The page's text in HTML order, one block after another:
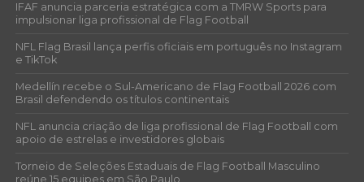
IFAF anuncia parceria estratégica com a TMRW Sports para
impulsionar liga profissional de Flag Football
NFL Flag Brasil lança perfis oficiais em português no Instagram
e TikTok
Medellín recebe o Sul-Americano de Flag Football 2026 com
Brasil defendendo os títulos continentais
NFL anuncia criação de liga profissional de Flag Football com
apoio de estrelas e investidores globais
Torneio de Seleções Estaduais de Flag Football Masculino
reúne 15 equipes em São Paulo